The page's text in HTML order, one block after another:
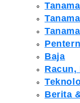
Baja
Racun,
Berita